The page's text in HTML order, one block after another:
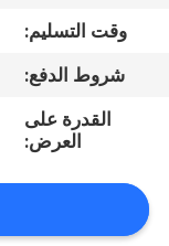
اطلب
اقتباس
NEWS
وقت التسليم:
شروط الدفع:
القدرة على
العرض: